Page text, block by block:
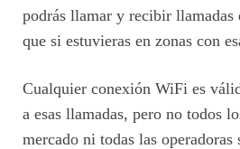
podrás llamar y recibir llamadas
que si estuvieras en zonas con
Cualquier conexión WiFi es
a esas llamadas, pero no todos
mercado ni todas las operadoras